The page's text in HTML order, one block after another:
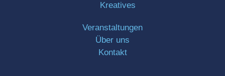
Kreatives
Veranstaltungen
Über uns
Kontakt